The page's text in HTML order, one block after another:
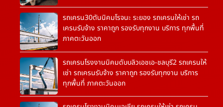
รถเครน30ตันนิคมโรจนะ ระยอง รถเครนให้เช่า รถ
เครนรับจ้าง ราคาถูก รองรับทุกงาน บริการ ทุกพื้นที่
ภาคตะวันออก
รถเครนโรงงานนิคมดับบลิวเอชเอ-ชลบุรี2 รถเครนให้
เช่า รถเครนรับจ้าง ราคาถูก รองรับทุกงาน บริการ
ทุกพื้นที่ ภาคตะวันออก